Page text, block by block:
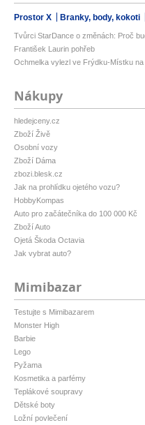
Prostor X Branky, body, kokoti
Tvůrci StarDance o změnách: Proč
František Laurin pohřeb
Ochmelka vylezl ve Frýdku-Místku
Nákupy
hledejceny.cz
Zboží Živě
Osobní vozy
Zboží Dáma
zbozi.blesk.cz
Jak na prohlídku ojetého vozu?
HobbyKompas
Auto pro začátečníka do 100 000 Kč
Zboží Auto
Ojetá Škoda Octavia
Jak vybrat auto?
Mimibazar
Testujte s Mimibazarem
Monster High
Barbie
Lego
Pyžama
Kosmetika a parfémy
Teplákové soupravy
Dětské boty
Ložní povlečení